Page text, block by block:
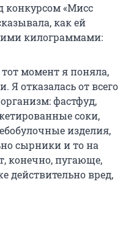
конкурсом «Мисс
как ей
килограммами:
момент я поняла,
Я отказалась от всего
фастфуд,
соки,
изделия,
сырники и то на
конечно, пугающе,
действительно вред,